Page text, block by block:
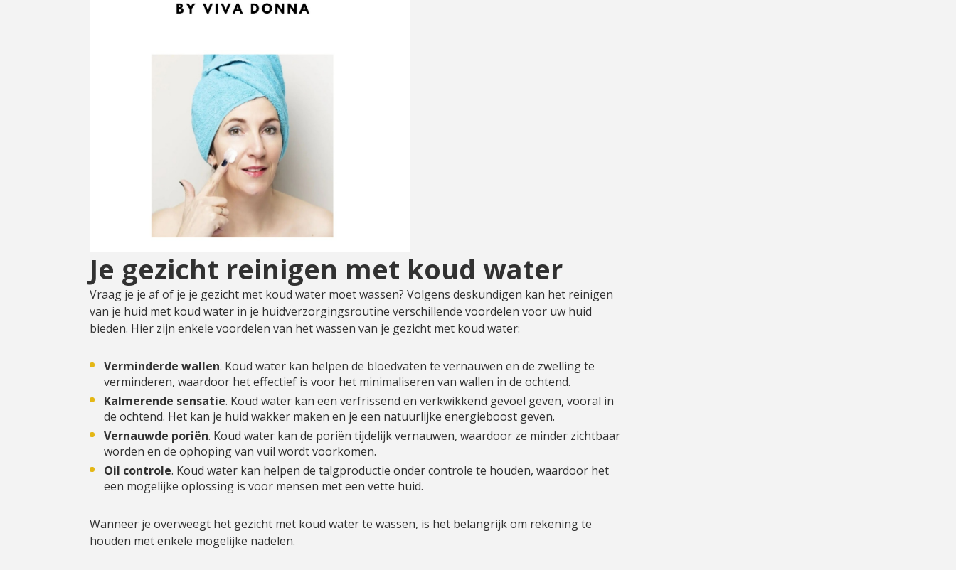
Nieuwe Striplac 2025
Schrijf je nu in voor Beauty News
Je gezicht reinigen met koud water
Vraag je je af of je je gezicht met koud water moet wassen? Volgens deskundigen kan het reinigen
van je huid met koud water in je huidverzorgingsroutine verschillende voordelen voor uw huid
bieden. Hier zijn enkele voordelen van het wassen van je gezicht met koud water:
Verminderde wallen. Koud water kan helpen de bloedvaten te vernauwen en de zwelling te
verminderen, waardoor het effectief is voor het minimaliseren van wallen in de ochtend.
Kalmerende sensatie. Koud water kan een verfrissend en verkwikkend gevoel geven, vooral in
de ochtend. Het kan je huid wakker maken en je een natuurlijke energieboost geven.
Vernauwde poriën. Koud water kan de poriën tijdelijk vernauwen, waardoor ze minder zichtbaar
worden en de ophoping van vuil wordt voorkomen.
Oil controle. Koud water kan helpen de talgproductie onder controle te houden, waardoor het
een mogelijke oplossing is voor mensen met een vette huid.
Wanneer je overweegt het gezicht met koud water te wassen, is het belangrijk om rekening te
houden met enkele mogelijke nadelen.